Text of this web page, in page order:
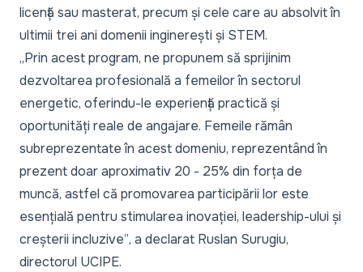
licență sau masterat, precum și cele care au absolvit în
ultimii trei ani domenii inginerești și STEM.
„Prin acest program, ne propunem să sprijinim
dezvoltarea profesională a femeilor în sectorul
energetic, oferindu-le experiență practică și
oportunități reale de angajare. Femeile rămân
subreprezentate în acest domeniu, reprezentând în
prezent doar aproximativ 20 - 25% din forța de
muncă, astfel că promovarea participării lor este
esențială pentru stimularea inovației, leadership-ului și
creșterii incluzive”, a declarat Ruslan Surugiu,
directorul UCIPE.